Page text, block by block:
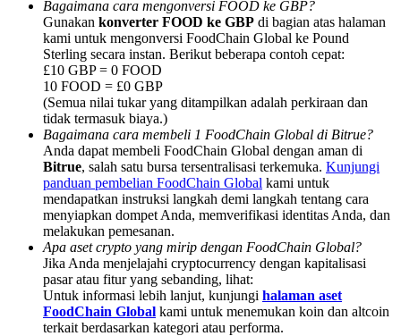
Deposit CASHCAT & Win
Share 500000 CASHCAT prize pool
Exclusive for BitMart Users
Bagaimana cara mengonversi FOOD ke GBP?
Gunakan konverter FOOD ke GBP di bagian atas halaman
kami untuk mengonversi FoodChain Global ke Pound
Sterling secara instan. Berikut beberapa contoh cepat:
£10 GBP = 0 FOOD
10 FOOD = £0 GBP
(Semua nilai tukar yang ditampilkan adalah perkiraan dan
tidak termasuk biaya.)
Bagaimana cara membeli 1 FoodChain Global di Bitrue?
Anda dapat membeli FoodChain Global dengan aman di
Bitrue, salah satu bursa tersentralisasi terkemuka. Kunjungi
panduan pembelian FoodChain Global kami untuk
mendapatkan instruksi langkah demi langkah tentang cara
menyiapkan dompet Anda, memverifikasi identitas Anda, dan
melakukan pemesanan.
Apa aset crypto yang mirip dengan FoodChain Global?
Jika Anda menjelajahi cryptocurrency dengan kapitalisasi
pasar atau fitur yang sebanding, lihat:
Untuk informasi lebih lanjut, kunjungi halaman aset
FoodChain Global kami untuk menemukan koin dan altcoin
terkait berdasarkan kategori atau performa.